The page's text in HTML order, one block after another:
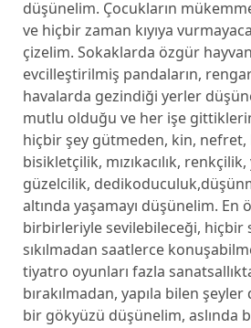
düşünelim. Çocukların
ve hiçbir zaman kıyıya
çizelim. Sokaklarda özgür
evcilleştirilmiş pandaların,
havalarda gezindiği yerler
mutlu olduğu ve her işe
hiçbir şey gütmeden, kin, nefret,
bisikletçilik, mızıkacılık, renkçilik,
güzelcilik,
altında yaşamayı düşünelim. En
birbirleriyle sevilebileceği, hiçbir
sıkılmadan saatlerce
tiyatro oyunları fazla
bırakılmadan, yapıla bilen
bir gökyüzü düşünelim, aslında